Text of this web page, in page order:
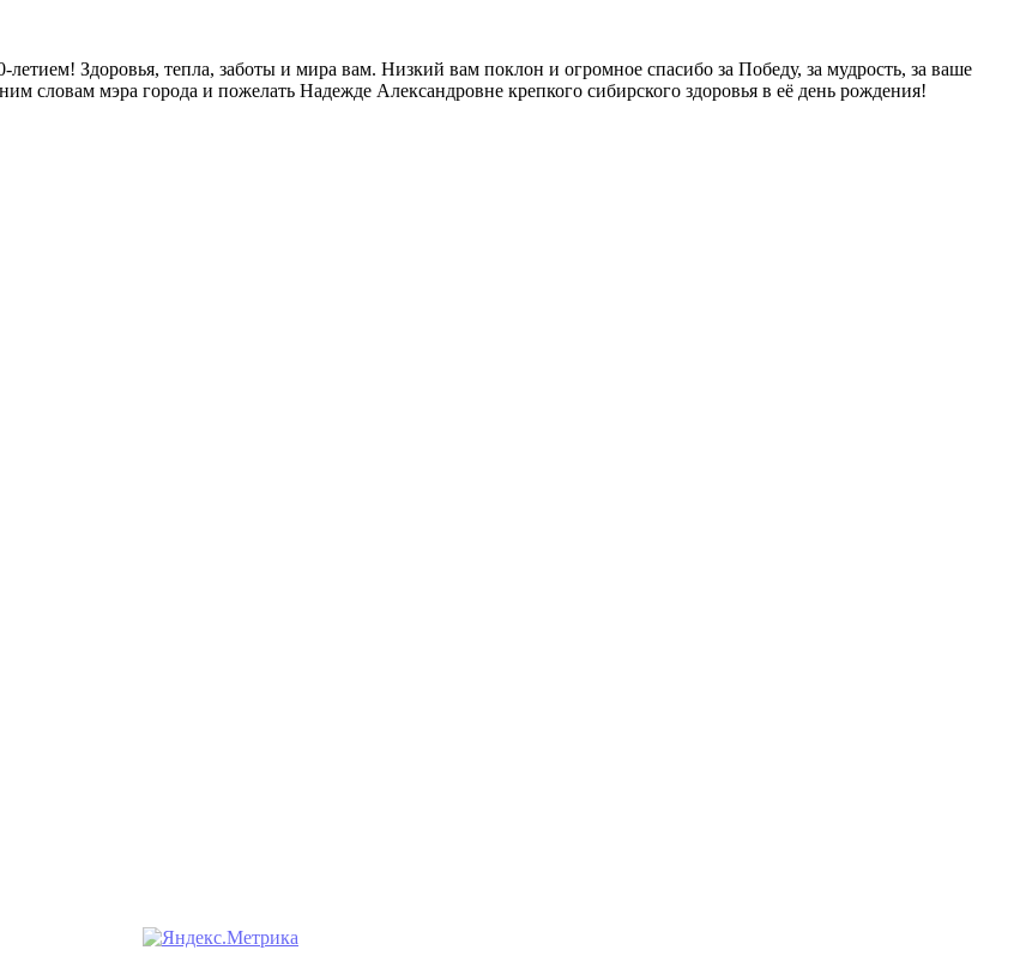
Здоровья, тепла, заботы и мира вам. Низкий вам поклон и огромное спасибо за Победу, за мудрость, за ваше
словам мэра города и пожелать Надежде Александровне крепкого сибирского здоровья в её день рождения!